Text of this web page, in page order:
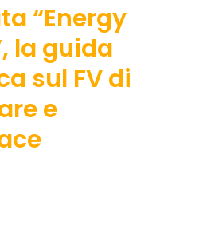
“Energy
la guida
sul FV di
e